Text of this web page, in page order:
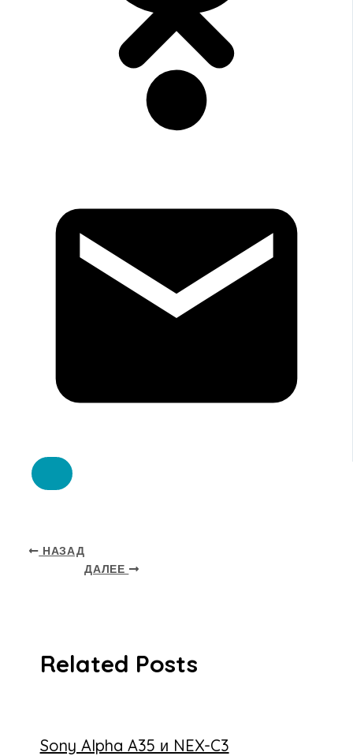
НАЗАД
ДАЛЕЕ
Related Posts
Sony Alpha A35 и NEX-C3